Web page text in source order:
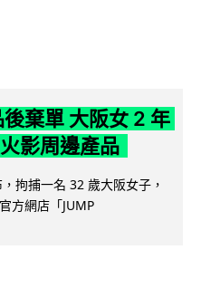
棄單 大阪女 2 年
影周邊產品
拘捕一名 32 歲大阪女子，
方網店「JUMP